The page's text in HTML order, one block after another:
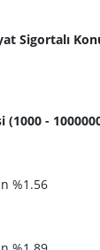
Sigortalı
-
%1.56